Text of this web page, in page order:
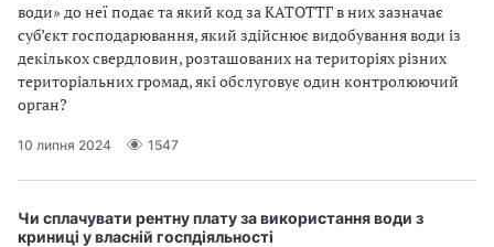
води» до неї подає та який код за КАТОТТГ в них зазначає
суб’єкт господарювання, який здійснює видобування води із
декількох свердловин, розташованих на територіях різних
територіальних громад, які обслуговує один контролюючий
орган?
10 липня 2024 1547
Чи сплачувати рентну плату за використання води з
криниці у власній госпдіяльності